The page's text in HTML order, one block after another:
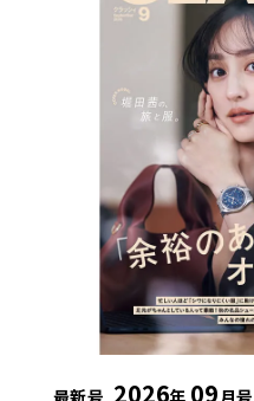
最新号 2026年 09月号